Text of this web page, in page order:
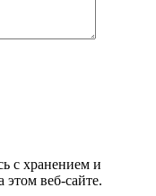
с хранением и
веб-сайте.